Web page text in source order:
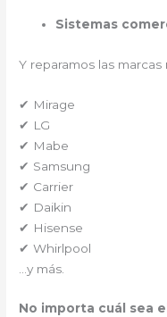
Sistemas
Y reparamos las
✔ Mirage
✔ LG
✔ Mabe
✔ Samsung
✔ Carrier
✔ Daikin
✔ Hisense
✔ Whirlpool
…y más.
No importa cuál sea